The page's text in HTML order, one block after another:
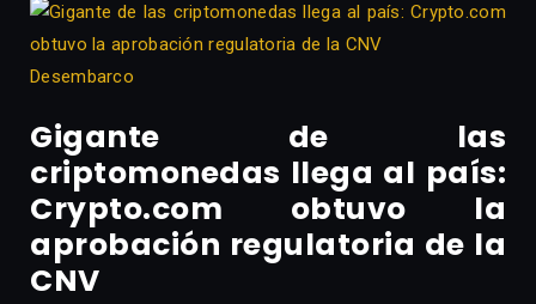
Desembarco
Gigante de las
criptomonedas llega al país:
Crypto.com obtuvo la
aprobación regulatoria de la
CNV